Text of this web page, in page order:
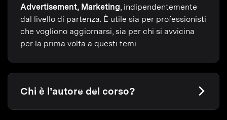
Advertisement, Marketing , indipendentemente
dal livello di partenza. È utile sia per professionisti
che vogliono aggiornarsi, sia per chi si avvicina
per la prima volta a questi temi.
Chi è l’autore del corso?